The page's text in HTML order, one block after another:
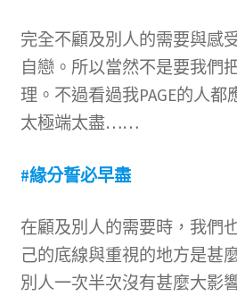
海外訂購書籍
登入
完全不顧及別人的需要與
自戀。所以當然不是要我們
理。不過看過我PAGE的人
太極端太盡……
#緣分誓必早盡
在顧及別人的需要時，我們
己的底線與重視的地方是甚
別人一次半次沒有甚麼大影